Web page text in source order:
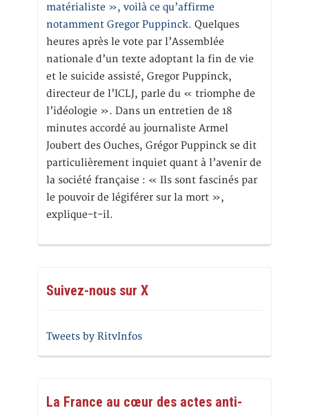
matérialiste », voilà ce qu’affirme
notamment Gregor Puppinck. Quelques
heures après le vote par l’Assemblée
nationale d’un texte adoptant la fin de vie
et le suicide assisté, Gregor Puppinck,
directeur de l’ICLJ, parle du « triomphe de
l’idéologie ». Dans un entretien de 18
minutes accordé au journaliste Armel
Joubert des Ouches, Grégor Puppinck se dit
particulièrement inquiet quant à l’avenir de
la société française : « Ils sont fascinés par
le pouvoir de légiférer sur la mort »,
explique-t-il.
Suivez-nous sur X
Tweets by RitvInfos
La France au cœur des actes anti-